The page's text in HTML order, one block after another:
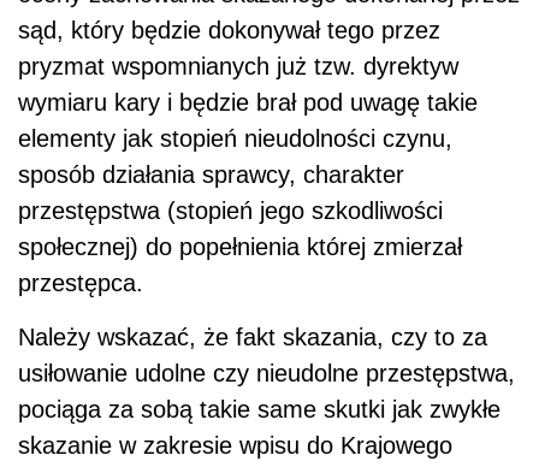
sąd, który będzie dokonywał tego przez
pryzmat wspomnianych już tzw. dyrektyw
wymiaru kary i będzie brał pod uwagę takie
elementy jak stopień nieudolności czynu,
sposób działania sprawcy, charakter
przestępstwa (stopień jego szkodliwości
społecznej) do popełnienia której zmierzał
przestępca.
Należy wskazać, że fakt skazania, czy to za
usiłowanie udolne czy nieudolne przestępstwa,
pociąga za sobą takie same skutki jak zwykłe
skazanie w zakresie wpisu do Krajowego